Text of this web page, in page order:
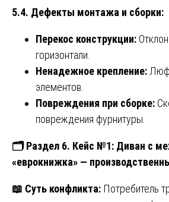
5.4. Дефекты монтажа и сборки:
Перекос конструкции:
горизонтали.
Ненадежное крепление:
элементов.
Повреждения при сборке:
повреждения фурнитуры.
🗂 Раздел 6. Кейс №1: Диван с
«еврокнижка» —
📖 Суть конфликта: Потребитель